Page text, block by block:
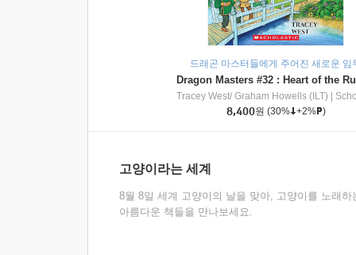
드래곤 마스터들에게 주어진 새로운 임
Tracey West/ Graham Howells (ILT)
8,400원 (30% +2% )
고양이라는 세계
8월 8일 세계 고양이의 날을 맞아, 고양이를 노래하
아름다운 책들을 만나보세요.